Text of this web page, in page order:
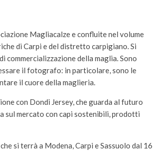
Magliacalze e confluite nel volume
di Carpi e del distretto carpigiano. Si
della maglia. Sono
il fotografo: in particolare, sono le
il cuore della maglieria.
con Dondi Jersey, che guarda al futuro
sul mercato con capi sostenibili, prodotti
si terrà a Modena, Carpi e Sassuolo dal 16